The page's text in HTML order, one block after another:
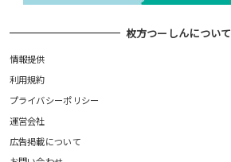
枚方つーしんについて
情報提供
利用規約
プライバシーポリシー
運営会社
広告掲載について